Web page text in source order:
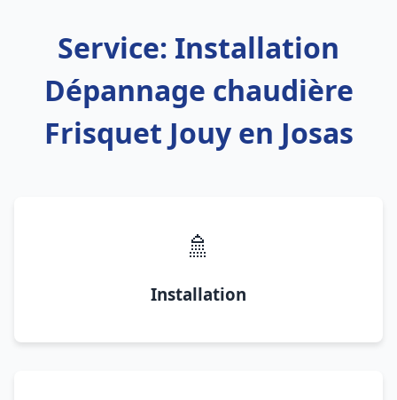
Service: Installation
Dépannage chaudière
Frisquet Jouy en Josas
🚿
Installation